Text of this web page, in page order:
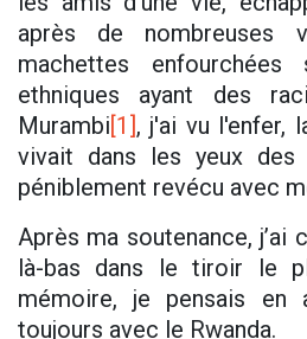
après de nombreuses
machettes
ethniques ayant des
Murambi[1], j'ai vu l'enfer,
vivait dans les yeux des
péniblement revécu avec
Après ma soutenance, j’ai
là-bas dans le tiroir le
mémoire, je pensais en
toujours avec le Rwanda.